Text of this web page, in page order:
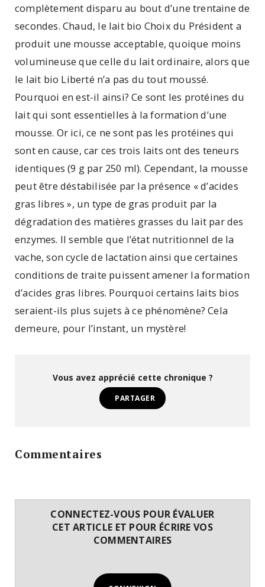
complètement disparu au bout d’une trentaine de
secondes. Chaud, le lait bio Choix du Président a
produit une mousse acceptable, quoique moins
volumineuse que celle du lait ordinaire, alors que
le lait bio Liberté n’a pas du tout moussé.
Pourquoi en est-il ainsi? Ce sont les protéines du
lait qui sont essentielles à la formation d’une
mousse. Or ici, ce ne sont pas les protéines qui
sont en cause, car ces trois laits ont des teneurs
identiques (9 g par 250 ml). Cependant, la mousse
peut être déstabilisée par la présence « d’acides
gras libres », un type de gras produit par la
dégradation des matières grasses du lait par des
enzymes. Il semble que l’état nutritionnel de la
vache, son cycle de lactation ainsi que certaines
conditions de traite puissent amener la formation
d’acides gras libres. Pourquoi certains laits bios
seraient-ils plus sujets à ce phénomène? Cela
demeure, pour l’instant, un mystère!
Vous avez apprécié cette chronique ?
PARTAGER
Commentaires
CONNECTEZ-VOUS POUR ÉVALUER
CET ARTICLE ET POUR ÉCRIRE VOS
COMMENTAIRES